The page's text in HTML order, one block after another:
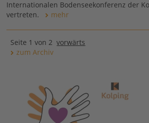
Internationalen Bodenseekonferenz der
vertreten.
mehr
Seite 1 von 2vorwärts
zum Archiv